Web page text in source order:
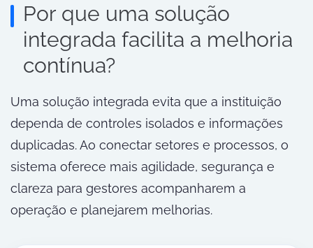
Por que uma solução
integrada facilita a melhoria
contínua?
Uma solução integrada evita que a instituição
dependa de controles isolados e informações
duplicadas. Ao conectar setores e processos, o
sistema oferece mais agilidade, segurança e
clareza para gestores acompanharem a
operação e planejarem melhorias.